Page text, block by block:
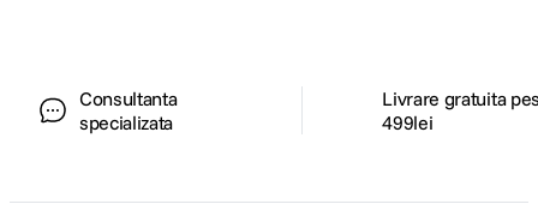
Consultanta
specializata
Livrare gratuita
499lei